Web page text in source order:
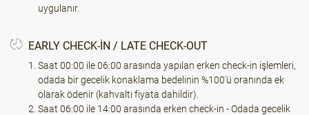
uygulanır.
EARLY CHECK-IN / LATE CHECK-OUT
Saat 00:00 ile 06:00 arasında yapılan erken check-in işlemleri,
odada bir gecelik konaklama bedelinin %100'ü oranında ek
olarak ödenir (kahvaltı fiyata dahildir).
Saat 06:00 ile 14:00 arasında erken check-in - Odada gecelik